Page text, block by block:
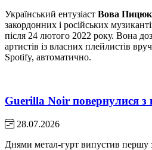
Український ентузіаст Вова Пицюк
закордонних і російських
після 24 лютого 2022 року. Вона
артистів із власних плейлистів
Spotify, автоматично.
Guerilla Noir повернулися з
28.07.2026
Днями метал-гурт випустив першу